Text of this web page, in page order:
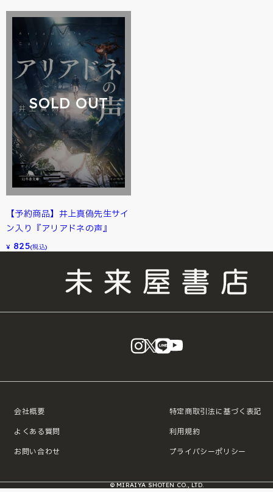
SOLD OUT
【予約商品】井上真偽先生サイ
ン入り『アリアドネの声』
¥ 825(税込)
instagram
X LINE
会社概要
よくある質問
お問い合わせ
特定商取引法に基づく表記
利用規約
プライバシーポリシー
© MIRAIYA SHOTEN CO., LTD.